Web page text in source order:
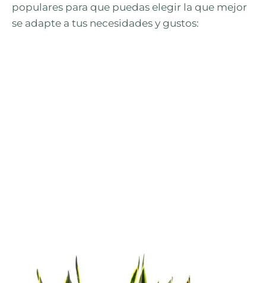
populares para que puedas elegir la que mejor
se adapte a tus necesidades y gustos: